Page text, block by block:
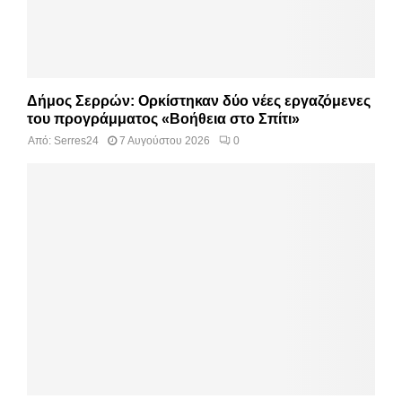
Δήμος Σερρών: Ορκίστηκαν δύο νέες εργαζόμενες
του προγράμματος «Βοήθεια στο Σπίτι»
Από: Serres24 7 Αυγούστου 2026 0